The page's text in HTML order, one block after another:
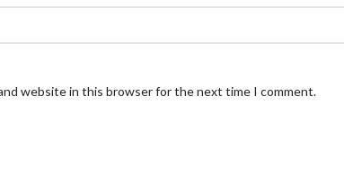
and website in this browser for the next time I comment.